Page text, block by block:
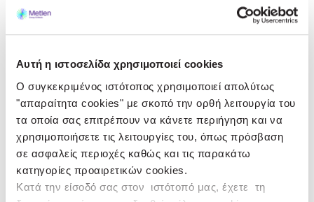
Αυτή η ιστοσελίδα χρησιμοποιεί cookies
Ο συγκεκριμένος ιστότοπος χρησιμοποιεί απολύτως
"απαραίτητα cookies" με σκοπό την ορθή λειτουργία του
τα οποία σας επιτρέπουν να κάνετε περιήγηση και να
χρησιμοποιήσετε τις λειτουργίες του, όπως πρόσβαση
σε ασφαλείς περιοχές καθώς και τις παρακάτω
κατηγορίες προαιρετικών cookies.
Κατά την είσοδό σας στον ιστότοπό μας, έχετε τη
εξοικονομώντας χαρτί ισοδύναμο με τη διάσωση ενός δέντρου
της Ελλάδος, αποφασίστηκε να φυτευθούν συμβολικά 20
δέντρα —ένα για κάθε μέλος της αρμόδιας ομάδας— σε χώρο
των εγκαταστάσεών, με μήνυμα: «Φυτεύουμε το μέλλον,
εξοικονομώντας το παρόν» δείχνοντας έμπρακτα ότι
στη METLEN ριζώνει η συνειδητή μας επιλογή για
εξοικονόμηση και αναγέννηση.